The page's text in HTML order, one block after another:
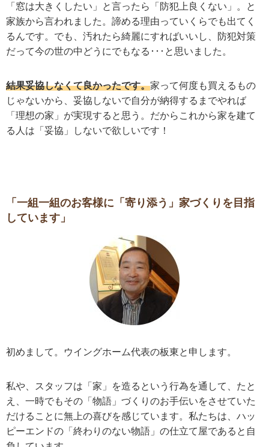
「窓は大きくしたい」と言ったら「防犯上良くない」。と
家族から言われました。諦める理由っていくらでも出てく
るんです。でも、汚れたら綺麗にすればいいし、防犯対策
だって今の世の中どうにでもなる･･･と思いました。
結果妥協しなくて良かったです。家って何度も買えるもの
じゃないから、妥協しないで自分が納得するまでやれば
「理想の家」が実現すると思う。だからこれから家を建て
る人は「妥協」しないで欲しいです！
「一組一組のお客様に「寄り添う」家づくりを目指
しています」
初めまして。ウイングホーム代表の板東と申します。
私や、スタッフは「家」を造るという行為を通して、たと
え、一時でもその「物語」づくりのお手伝いをさせていた
だけることに無上の喜びを感じています。私たちは、ハッ
ピーエンドの「終わりのない物語」の仕立て屋であると自